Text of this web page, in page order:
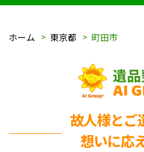
ホーム 東京都 町田市
故人様とご
想いに応